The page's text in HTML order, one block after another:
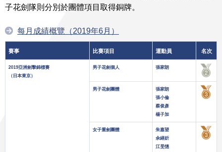
子花劍隊則分別於團體項目取得銅牌。
每月成績概覽（2019年6月）
賽事 比賽項目 運動員 名次
2019亞洲劍擊錦標賽
（日本東京）
男子花劍個人 張家朗
男子花劍團體
張家朗
張小倫
蔡俊彥
楊子加
女子重劍團體
朱嘉望
佘繕妡
江旻憓